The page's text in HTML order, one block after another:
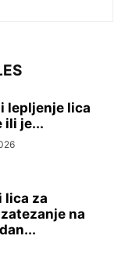
lepljenje lica
ili je...
lica za
na